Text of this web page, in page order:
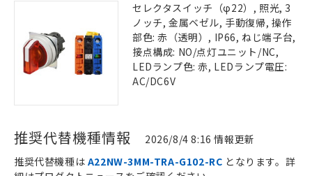
セレクタスイッチ（φ22）, 照光, 3
ノッチ, 金属ベゼル, 手動復帰, 操作
部色: 赤（透明）, IP66, ねじ端子台,
接点構成: NO/点灯ユニット/NC,
LEDランプ色: 赤, LEDランプ電圧:
AC/DC6V
推奨代替機種情報 2026/8/4 8:16 情報更新
推奨代替機種は A22NW-3MM-TRA-G102-RC となります。詳